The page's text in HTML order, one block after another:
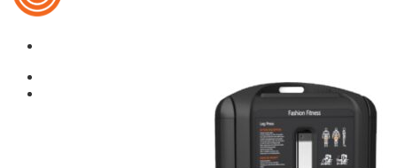
Máy Tập Thể Dục ( Cardio )